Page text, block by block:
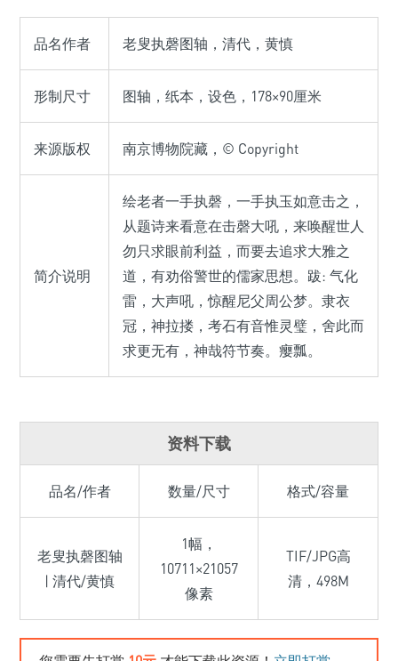
品名作者 老叟执磬图轴，清代，黄慎
形制尺寸 图轴，纸本，设色，178×90厘米
来源版权 南京博物院藏，© Copyright
简介说明
绘老者一手执磬，一手执玉如意击之，
从题诗来看意在击磬大吼，来唤醒世人
勿只求眼前利益，而要去追求大雅之
道，有劝俗警世的儒家思想。跋: 气化
雷，大声吼，惊醒尼父周公梦。隶衣
冠，神拉搂，考石有音惟灵璧，舍此而
求更无有，神哉符节奏。瘿瓢。
资料下载
品名/作者 数量/尺寸 格式/容量
老叟执磬图轴
| 清代/黄慎
1幅，
10711×21057
像素
TIF/JPG高
清，498M